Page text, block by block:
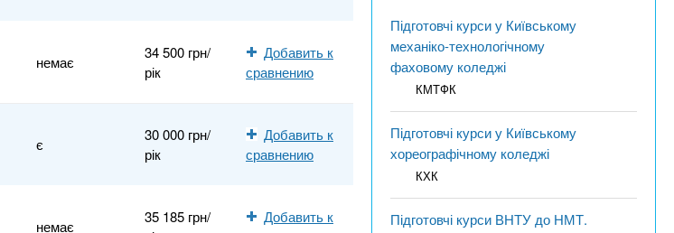
немає
34 500 грн/
рік
Добавить к
сравнению
є
30 000 грн/
рік
Добавить к
сравнению
немає
35 185 грн/
Добавить к
Підготовчі курси у Київському
механіко-технологічному
фаховому коледжі
КМТФК
Підготовчі курси у Київському
хореографічному коледжі
КХК
Підготовчі курси ВНТУ до НМТ.